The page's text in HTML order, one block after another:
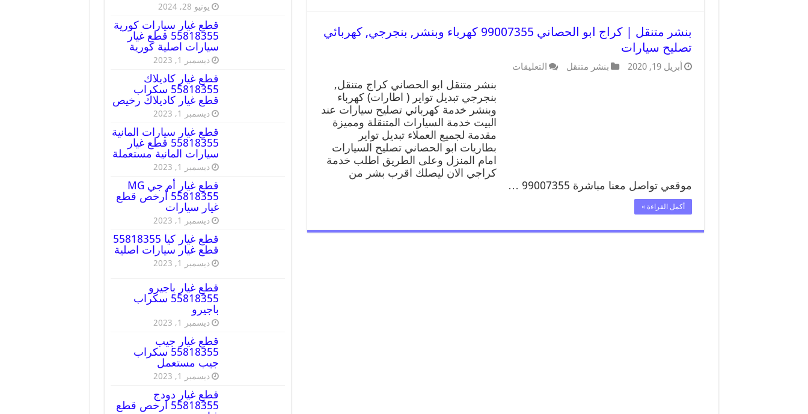
بنشر متنقل | كراج ابو الحصاني 99007355 كهرباء وبنشر, بنجرجي, كهربائي
تصليح سيارات
أبريل 19, 2020 بنشر متنقل التعليقات
بنشر متنقل ابو الحصاني كراج متنقل,
بنجرجي تبديل تواير ( اطارات) كهرباء
وبنشر خدمة كهربائي تصليح سيارات عند
البيت خدمة السيارات المتنقلة ومميزة
مقدمة لجميع العملاء تبديل تواير
بطاريات ابو الحصاني تصليح السيارات
امام المنزل وعلى الطريق اطلب خدمة
كراجي الان ليصلك اقرب بشر من
موقعي تواصل معنا مباشرة 99007355 …
أكمل القراءة »
يونيو 28, 2024
قطع غيار سيارات كورية
55818355 قطع غيار
سيارات اصلية كورية
ديسمبر 1, 2023
قطع غيار كاديلاك
55818355 سكراب
قطع غيار كاديلاك رخيص
ديسمبر 1, 2023
قطع غيار سيارات المانية
55818355 قطع غيار
سيارات المانية مستعملة
ديسمبر 1, 2023
قطع غيار أم جي MG
55818355 أرخص قطع
غيار سيارات
ديسمبر 1, 2023
قطع غيار كيا 55818355
قطع غيار سيارات اصلية
ديسمبر 1, 2023
قطع غيار باجيرو
55818355 سكراب
باجيرو
ديسمبر 1, 2023
قطع غيار جيب
55818355 سكراب
جيب مستعمل
ديسمبر 1, 2023
قطع غيار دودج
55818355 ارخص قطع